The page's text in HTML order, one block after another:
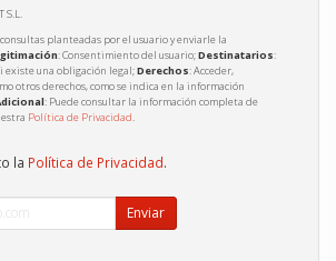
S.L.
planteadas por el usuario y enviarle la
: Consentimiento del usuario;Destinatarios:
existe una obligación legal;Derechos: Acceder,
otros derechos, como se indica en la información
: Puede consultar la información completa de
Política de Privacidad.
la Política de Privacidad.
Enviar